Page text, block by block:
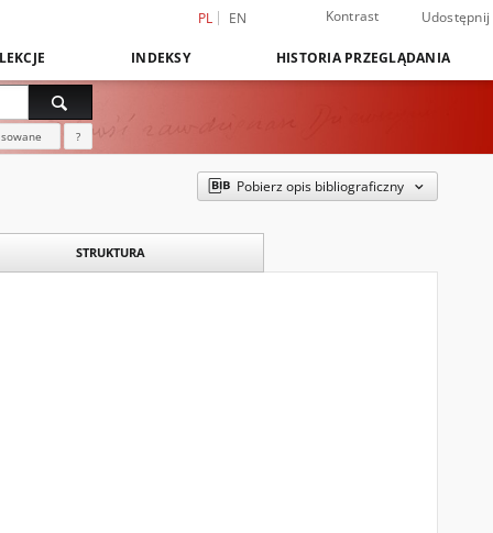
PL EN Kontrast Udostępnij
INDEKSY HISTORIA PRZEGLĄDANIA
?
Pobierz opis bibliograficzny
STRUKTURA